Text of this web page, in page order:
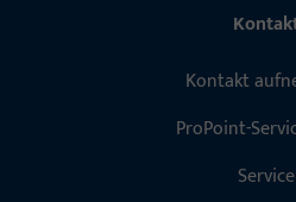
Kontakt
ProPoint-
Service